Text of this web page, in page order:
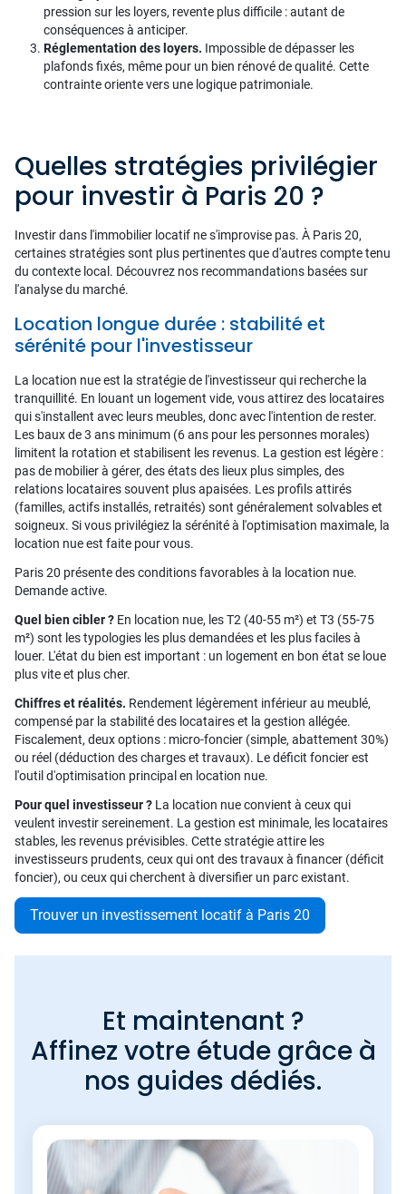
pression sur les loyers, revente plus difficile : autant de
conséquences à anticiper.
Réglementation des loyers. Impossible de dépasser les
plafonds fixés, même pour un bien rénové de qualité. Cette
contrainte oriente vers une logique patrimoniale.
Quelles stratégies privilégier
pour investir à Paris 20 ?
Investir dans l'immobilier locatif ne s'improvise pas. À Paris 20,
certaines stratégies sont plus pertinentes que d'autres compte tenu
du contexte local. Découvrez nos recommandations basées sur
l'analyse du marché.
Location longue durée : stabilité et
sérénité pour l'investisseur
La location nue est la stratégie de l'investisseur qui recherche la
tranquillité. En louant un logement vide, vous attirez des locataires
qui s'installent avec leurs meubles, donc avec l'intention de rester.
Les baux de 3 ans minimum (6 ans pour les personnes morales)
limitent la rotation et stabilisent les revenus. La gestion est légère :
pas de mobilier à gérer, des états des lieux plus simples, des
relations locataires souvent plus apaisées. Les profils attirés
(familles, actifs installés, retraités) sont généralement solvables et
soigneux. Si vous privilégiez la sérénité à l'optimisation maximale, la
location nue est faite pour vous.
Paris 20 présente des conditions favorables à la location nue.
Demande active.
Quel bien cibler ? En location nue, les T2 (40-55 m²) et T3 (55-75
m²) sont les typologies les plus demandées et les plus faciles à
louer. L'état du bien est important : un logement en bon état se loue
plus vite et plus cher.
Chiffres et réalités. Rendement légèrement inférieur au meublé,
compensé par la stabilité des locataires et la gestion allégée.
Fiscalement, deux options : micro-foncier (simple, abattement 30%)
ou réel (déduction des charges et travaux). Le déficit foncier est
l'outil d'optimisation principal en location nue.
Pour quel investisseur ? La location nue convient à ceux qui
veulent investir sereinement. La gestion est minimale, les locataires
stables, les revenus prévisibles. Cette stratégie attire les
investisseurs prudents, ceux qui ont des travaux à financer (déficit
foncier), ou ceux qui cherchent à diversifier un parc existant.
Trouver un investissement locatif à Paris 20
Et maintenant ?
Affinez votre étude grâce à
nos guides dédiés.